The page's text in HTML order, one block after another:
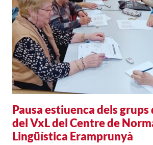
Pausa estiuenca dels
del VxL del Centre de
Lingüística Eramprunyà